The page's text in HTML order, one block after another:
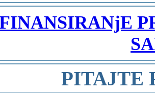
PITAJTE